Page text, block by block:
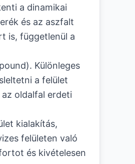
a dinamikai
és az aszfalt
is, függetlenül a
Különleges
a felület
oldalfal erdeti
kialakítás,
felületen való
és kivételesen